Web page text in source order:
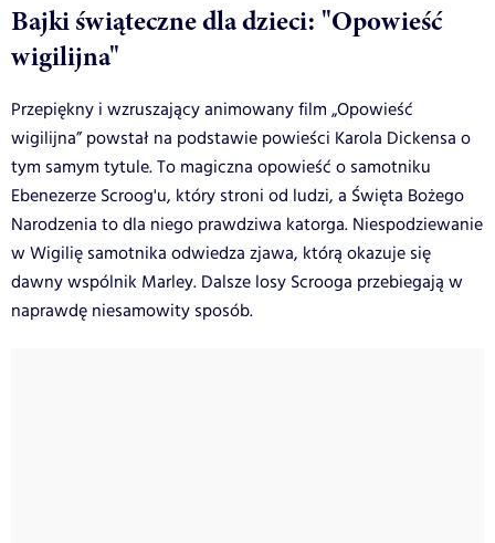
Bajki świąteczne dla dzieci: "Opowieść
wigilijna"
Przepiękny i wzruszający animowany film „Opowieść
wigilijna” powstał na podstawie powieści Karola Dickensa o
tym samym tytule. To magiczna opowieść o samotniku
Ebenezerze Scroog'u, który stroni od ludzi, a Święta Bożego
Narodzenia to dla niego prawdziwa katorga. Niespodziewanie
w Wigilię samotnika odwiedza zjawa, którą okazuje się
dawny wspólnik Marley. Dalsze losy Scrooga przebiegają w
naprawdę niesamowity sposób.